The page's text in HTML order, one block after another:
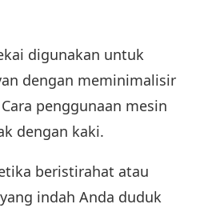
digunakan untuk
dengan meminimalisir
penggunaan mesin
dengan kaki.
beristirahat atau
indah Anda duduk